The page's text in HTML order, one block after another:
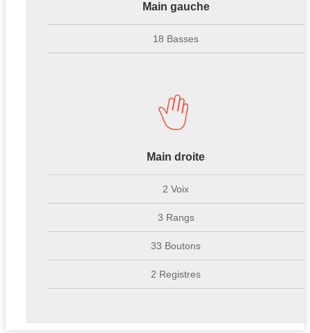
Main gauche
18 Basses
Main droite
2 Voix
3 Rangs
33 Boutons
2 Registres